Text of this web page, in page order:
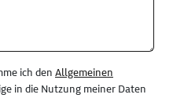
ich den Allgemeinen
in die Nutzung meiner Daten